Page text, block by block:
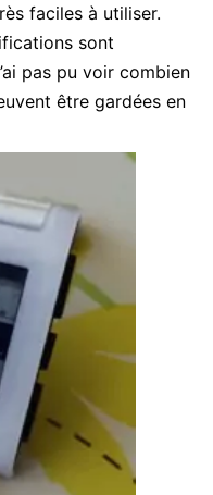
faciles à utiliser.
sont
pas pu voir combien
être gardées en